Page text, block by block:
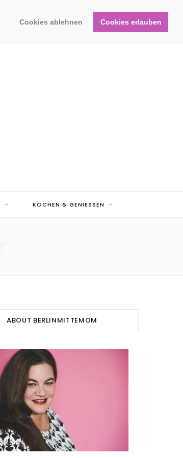
Cookies ablehnen Cookies erlauben
KOCHEN & GENIESSEN
ABOUT BERLINMITTEMOM